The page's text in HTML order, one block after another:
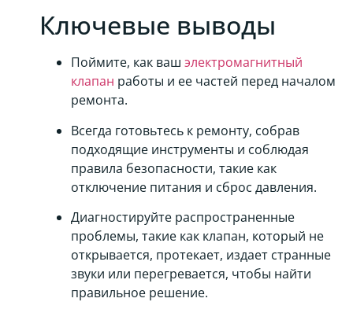
Ключевые выводы
Поймите, как ваш электромагнитный
клапан работы и ее частей перед началом
ремонта.
Всегда готовьтесь к ремонту, собрав
подходящие инструменты и соблюдая
правила безопасности, такие как
отключение питания и сброс давления.
Диагностируйте распространенные
проблемы, такие как клапан, который не
открывается, протекает, издает странные
звуки или перегревается, чтобы найти
правильное решение.